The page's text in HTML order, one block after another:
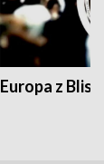
Europa z